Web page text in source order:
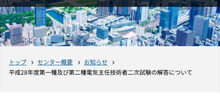
トップ センター概要
お知らせ
平成28年度第一種及び第二種電気主任技術者二次試験の解答について